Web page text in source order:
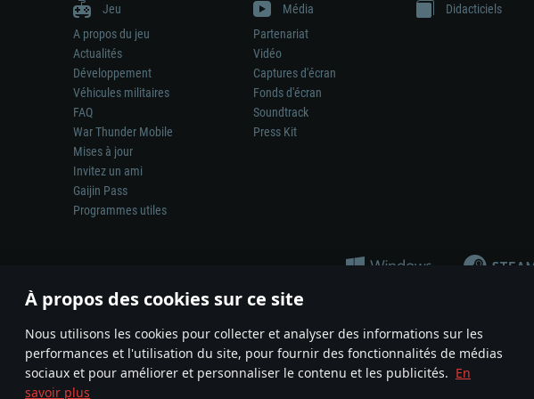
À propos des cookies sur ce site
Nous utilisons les cookies pour collecter et analyser des informations sur les
performances et l'utilisation du site, pour fournir des fonctionnalités de médias
sociaux et pour améliorer et personnaliser le contenu et les publicités. En
savoir plus
Jeu
A propos du jeu
Actualités
Développement
Véhicules militaires
FAQ
War Thunder Mobile
Mises à jour
Invitez un ami
Gaijin Pass
Programmes utiles
Média
Partenariat
Vidéo
Captures d'écran
Fonds d'écran
Soundtrack
Press Kit
Didacticiels
La représentation d’une arme ou d’un véhicule réel dans ce jeu ne signifie pas la
© 2011—2026 Gaijin Games Kft. All trademarks, logos and brand names are the property of
Termes et conditions